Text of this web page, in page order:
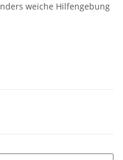
weiche Hilfengebung